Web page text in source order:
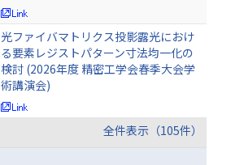
光ファイバマトリクス投影露光におけ
る要素レジストパターン寸法均一化の
検討 (2026年度 精密工学会春季大会学
術講演会)
全件表示（105件）